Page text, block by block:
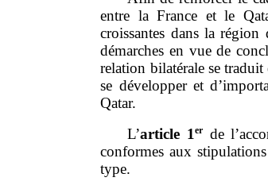
entre la France et le
croissantes dans la
démarches en vue de
relation bilatérale se
se développer et
Qatar.
L’article 1er
de
conformes aux
type.